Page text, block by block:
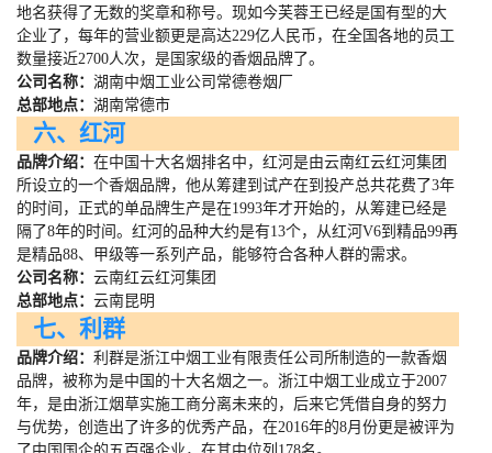
地名获得了无数的奖章和称号。现如今芙蓉王已经是国有型的大
企业了，每年的营业额更是高达229亿人民币，在全国各地的员工
数量接近2700人次，是国家级的香烟品牌了。
公司名称： 湖南中烟工业公司常德卷烟厂
总部地点： 湖南常德市
六、红河
品牌介绍： 在中国十大名烟排名中，红河是由云南红云红河集团
所设立的一个香烟品牌，他从筹建到试产在到投产总共花费了3年
的时间，正式的单品牌生产是在1993年才开始的，从筹建已经是
隔了8年的时间。红河的品种大约是有13个，从红河 V6到精品99再
是精品88、甲级等一系列产品，能够符合各种人群的需求。
公司名称： 云南红云红河集团
总部地点： 云南昆明
七、利群
品牌介绍： 利群是浙江中烟工业有限责任公司所制造的一款香烟
品牌，被称为是中国的十大名烟之一。浙江中烟工业成立于2007
年，是由浙江烟草实施工商分离未来的，后来它凭借自身的努力
与优势，创造出了许多的优秀产品，在2016年的8月份更是被评为